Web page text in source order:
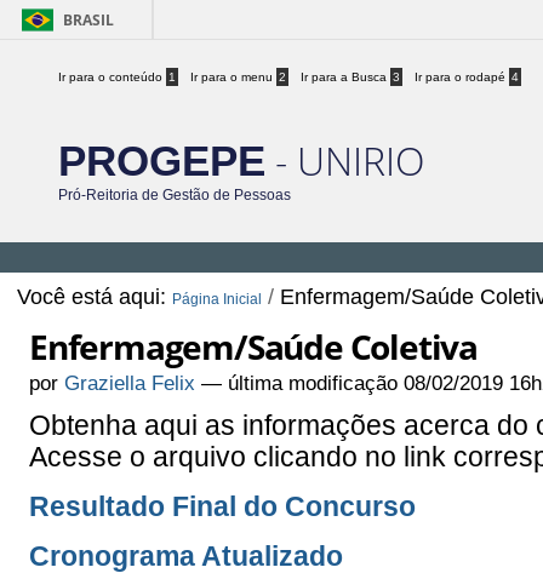
BRASIL
Ir para o conteúdo 1 Ir para o menu 2 Ir para a Busca 3 Ir para o rodapé 4
PROGEPE - UNIRIO
Pró-Reitoria de Gestão de Pessoas
Você está aqui: Página Inicial / Enfermagem/Saúde
Enfermagem/Saúde Coletiva
porGraziella Felix — última modificação 08/02/2019
Obtenha aqui as informações acerca
Acesse o arquivo clicando no link
Resultado Final do Concurso
Cronograma Atualizado